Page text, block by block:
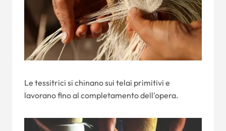
Le tessitrici si chinano sui telai primitivi e
lavorano fino al completamento dell'opera.